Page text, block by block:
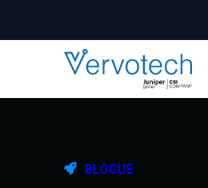
BLOGUE